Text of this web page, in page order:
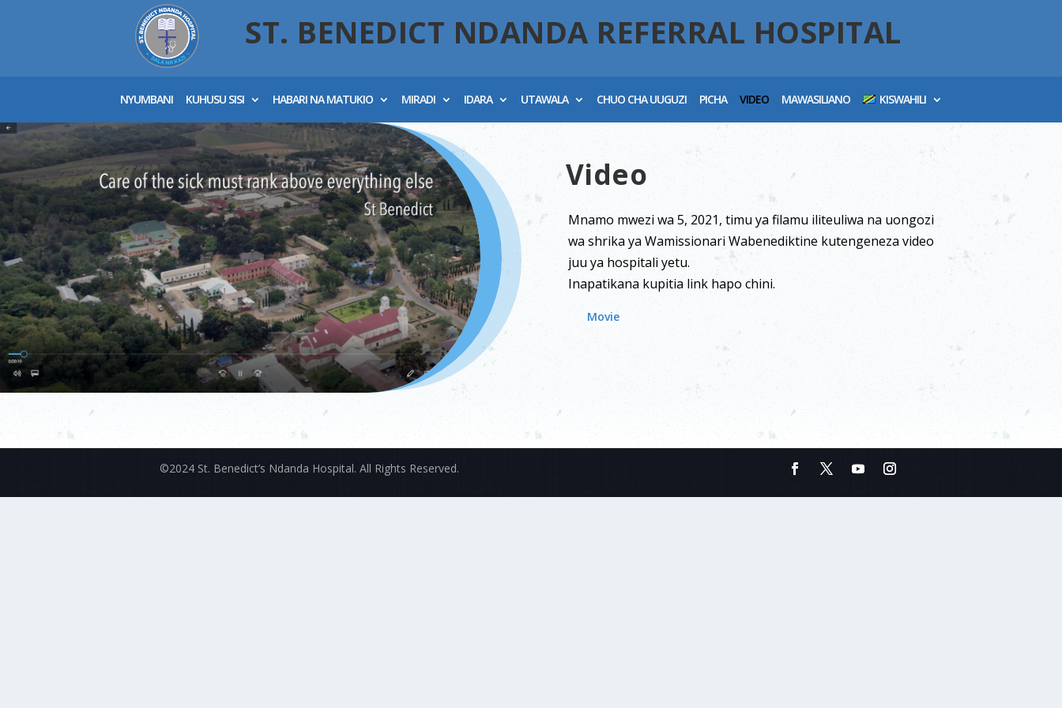
ST. BENEDICT NDANDA REFERRAL HOSPITAL
NYUMBANI KUHUSU SISI HABARI NA MATUKIO MIRADI IDARA UTAWALA CHUO CHA UUGUZI PICHA VIDEO MAWASILIANO KISWAHILI
Video
Mnamo mwezi wa 5, 2021, timu ya filamu iliteuliwa na uongozi
wa shrika ya Wamissionari Wabenediktine kutengeneza video
juu ya hospitali yetu.
Inapatikana kupitia link hapo chini.
Movie
©2024 St. Benedict’s Ndanda Hospital. All Rights Reserved.